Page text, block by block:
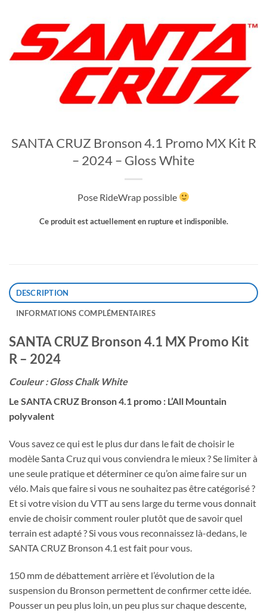
SANTA CRUZ Bronson 4.1 Promo MX Kit R
– 2024 – Gloss White
Pose RideWrap possible
Ce produit est actuellement en rupture et indisponible.
DESCRIPTION
INFORMATIONS COMPLÉMENTAIRES
SANTA CRUZ Bronson 4.1 MX Promo Kit
R – 2024
Couleur : Gloss Chalk White
Le SANTA CRUZ Bronson 4.1 promo : L’All Mountain
polyvalent
Vous savez ce qui est le plus dur dans le fait de choisir le
modèle Santa Cruz qui vous conviendra le mieux ? Se limiter à
une seule pratique et déterminer ce qu’on aime faire sur un
vélo. Mais que faire si vous ne souhaitez pas être catégorisé ?
Et si votre vision du VTT au sens large du terme vous donnait
envie de choisir comment rouler plutôt que de savoir quel
terrain est adapté ? Si vous vous reconnaissez là-dedans, le
SANTA CRUZ Bronson 4.1 est fait pour vous.
150 mm de débattement arrière et l’évolution de la
suspension du Bronson permettent de confirmer cette idée.
Pousser un peu plus loin, un peu plus sur chaque descente,